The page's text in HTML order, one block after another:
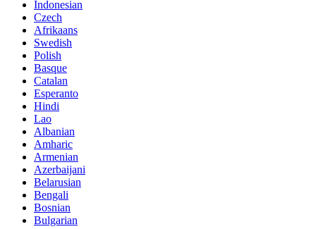
Indonesian
Czech
Afrikaans
Swedish
Polish
Basque
Catalan
Esperanto
Hindi
Lao
Albanian
Amharic
Armenian
Azerbaijani
Belarusian
Bengali
Bosnian
Bulgarian